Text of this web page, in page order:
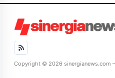
Copyright © 2026 sinergianews.com